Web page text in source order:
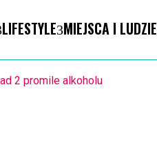
LIFESTYLE MIEJSCA I LUDZIE
POLICJA. Pijany kombajnista. Miał ponad 2 promile alkoholu